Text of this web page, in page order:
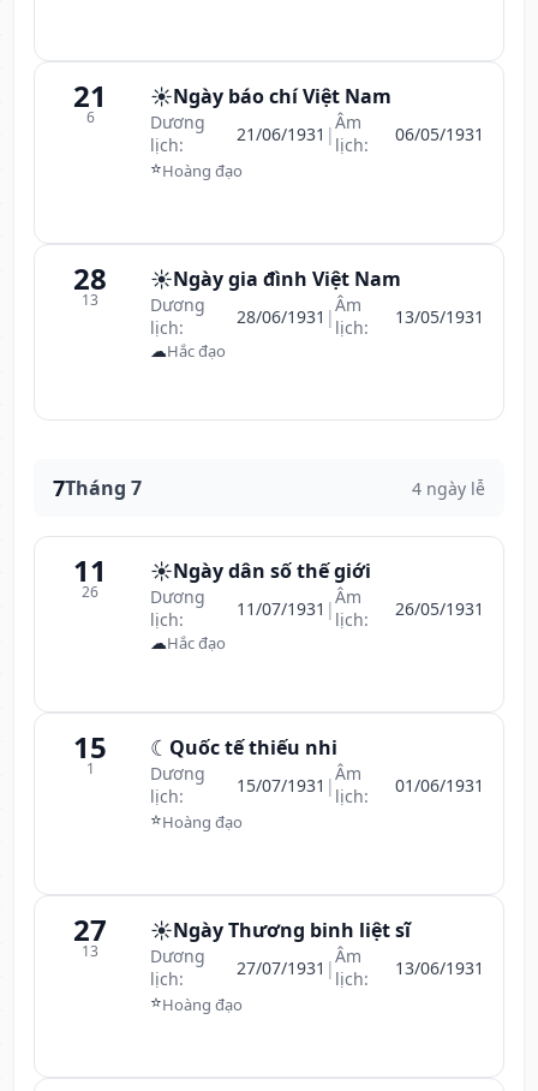
21
6
☀️Ngày báo chí Việt Nam
Dương
lịch:
21/06/1931 |Âm
lịch:
06/05/1931
⭐Hoàng đạo
28
13
☀️Ngày gia đình Việt Nam
Dương
lịch:
28/06/1931 |Âm
lịch:
13/05/1931
☁Hắc đạo
7Tháng 7 4 ngày lễ
11
26
☀️Ngày dân số thế giới
Dương
lịch:
11/07/1931 |Âm
lịch:
26/05/1931
☁Hắc đạo
15
1
☾ Quốc tế thiếu nhi
Dương
lịch:
15/07/1931 |Âm
lịch:
01/06/1931
⭐Hoàng đạo
27
13
☀️Ngày Thương binh liệt sĩ
Dương
lịch:
27/07/1931 |Âm
lịch:
13/06/1931
⭐Hoàng đạo